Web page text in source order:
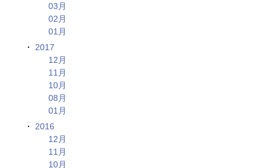
03月
02月
01月
2017
12月
11月
10月
08月
01月
2016
12月
11月
10月